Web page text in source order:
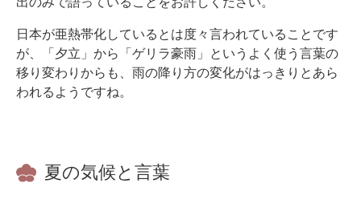
日本が亜熱帯化しているとは度々言われていることです
が、「夕立」から「ゲリラ豪雨」というよく使う言葉の
移り変わりからも、雨の降り方の変化がはっきりとあら
われるようですね。
夏の気候と言葉